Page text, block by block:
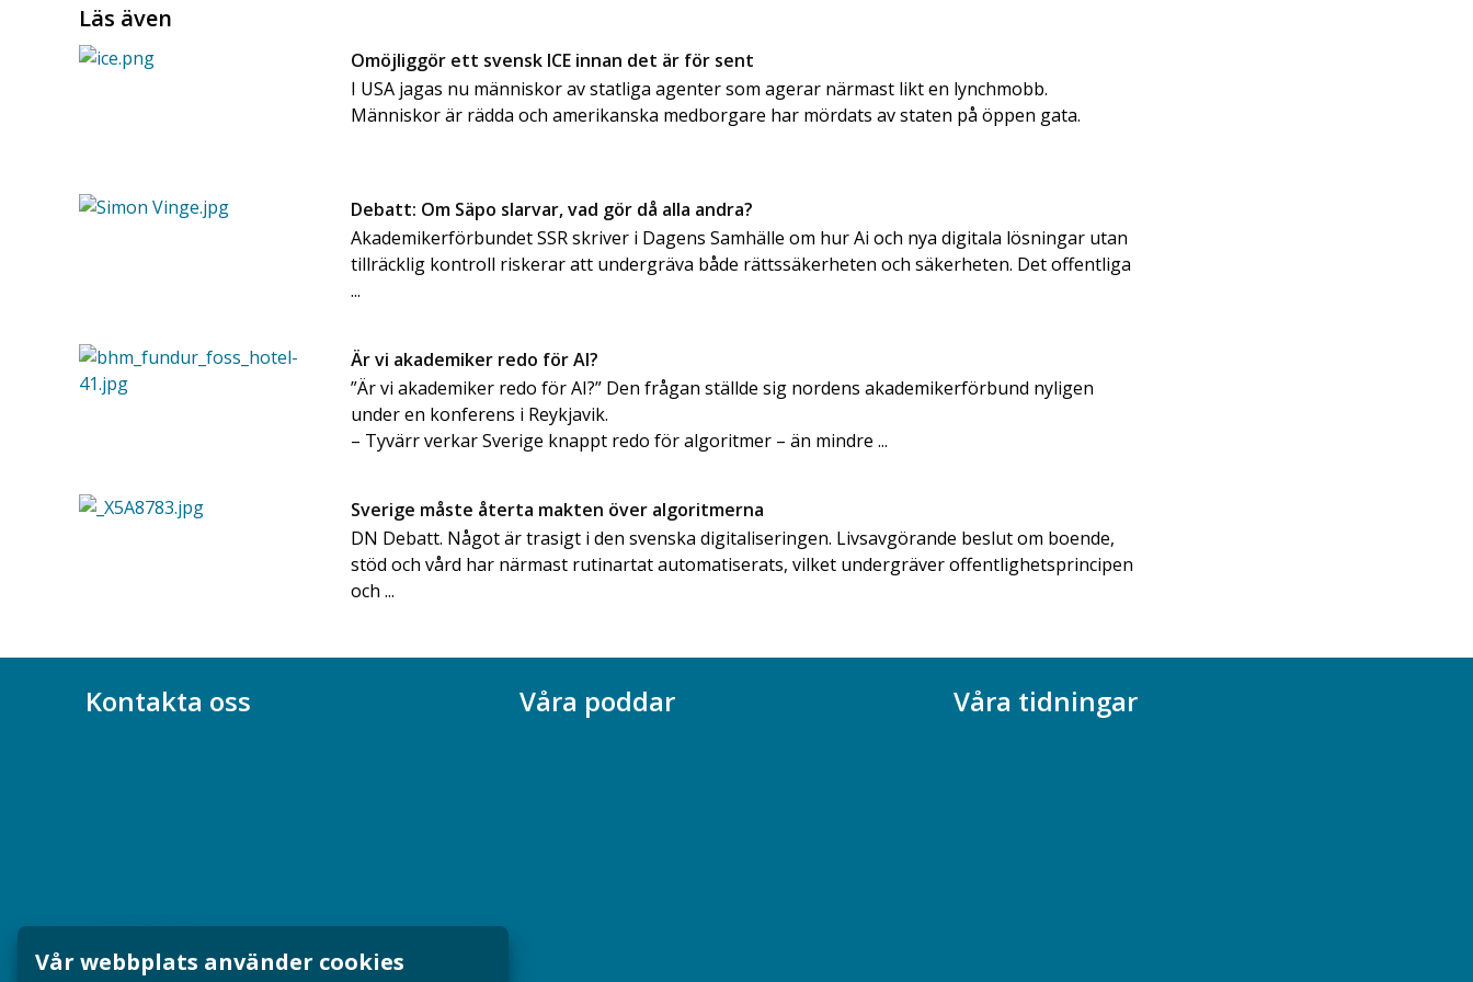
Läs även
Omöjliggör ett svensk ICE innan det är för sent
I USA jagas nu människor av statliga agenter som agerar närmast likt en lynchmobb.
Människor är rädda och amerikanska medborgare har mördats av staten på öppen gata.
Debatt: Om Säpo slarvar, vad gör då alla andra?
Akademikerförbundet SSR skriver i Dagens Samhälle om hur Ai och nya digitala lösningar utan
tillräcklig kontroll riskerar att undergräva både rättssäkerheten och säkerheten. Det offentliga
...
Är vi akademiker redo för AI?
”Är vi akademiker redo för AI?” Den frågan ställde sig nordens akademikerförbund nyligen
under en konferens i Reykjavik.
– Tyvärr verkar Sverige knappt redo för algoritmer – än mindre ...
Sverige måste återta makten över algoritmerna
DN Debatt. Något är trasigt i den svenska digitaliseringen. Livsavgörande beslut om boende,
stöd och vård har närmast rutinartat automatiserats, ­vilket ­undergräver offentlighetsprincipen
och ...
Kontakta oss
Dina försäkringar i Akademikerförsäkring
Våra poddar Våra tidningar
Vår webbplats använder cookies